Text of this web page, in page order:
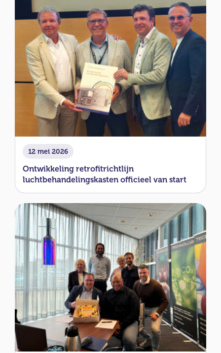
12 mei 2026
Ontwikkeling retrofitrichtlijn
luchtbehandelingskasten officieel van start